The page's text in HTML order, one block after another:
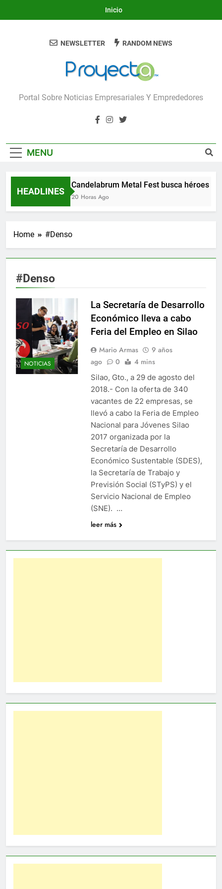
Inicio
Proyecta
Portal Sobre Noticias Empresariales Y Emprededores
NEWSLETTER RANDOM NEWS
MENU
HEADLINES
Candelabrum Metal Fest busca héroes de
20 Horas Ago
Home #Denso
#Denso
NOTICIAS
La Secretaría de Desarrollo
Económico lleva a cabo
Feria del Empleo en Silao
Mario Armas
9 años
ago
0 4 mins
Silao, Gto., a 29 de agosto del
2018.­- Con la oferta de 340
vacantes de 22 empresas, se
llevó a cabo la Feria de Empleo
Nacional para Jóvenes Silao
2017 organizada por la
Secretaría de Desarrollo
Económico Sustentable (SDES),
la Secretaría de Trabajo y
Previsión Social (STyPS) y el
Servicio Nacional de Empleo
(SNE). …
leer más